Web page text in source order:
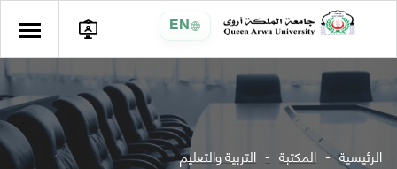
EN
الرئيسية المكتبة التربية والتعليم